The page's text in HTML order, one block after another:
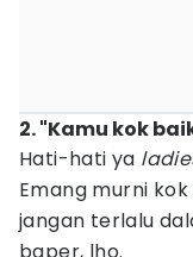
2. "Kamu kok
Hati-hati ya
Emang murni
jangan terlalu